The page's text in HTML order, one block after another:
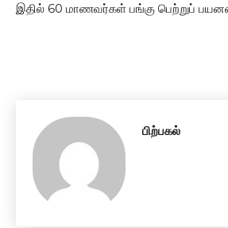
இதில் 60 மாணவர்கள் பங்கு பெற்றுப்
பிற்பகல்